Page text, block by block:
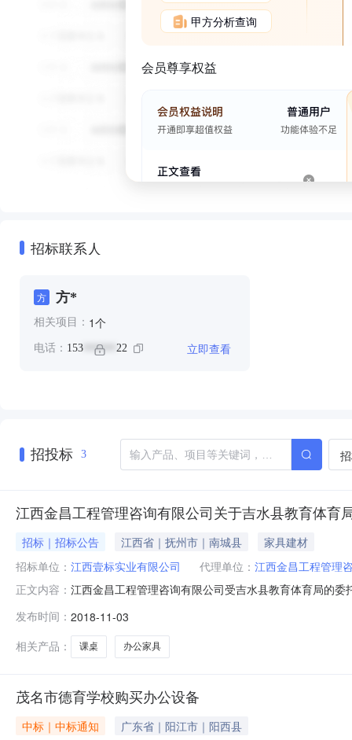
甲方分析查询
会员尊享权益
招标联系人
方 方*
相关项目： 1个
电话： 153 ****** 22 立即查看
招投标 3
江西金昌工程管理咨询有限公司关于吉水县教育体
招标｜招标公告 江西省｜抚州市｜南城县
家具建材
招标单位： 江西壹标实业有限公司 代理单位： 江西金昌工程管理
正文内容： 江西金昌工程管理咨询有限公司受吉水县教育体育局的
江西壹标实业有限公司359000预成交单位：江西壹标实
翔、吴吉玲、刘烽各
发布时间： 2018-11-03
相关产品：
课桌 办公家具
茂名市德育学校购买办公设备
中标｜中标通知
广东省｜阳江市｜阳西县